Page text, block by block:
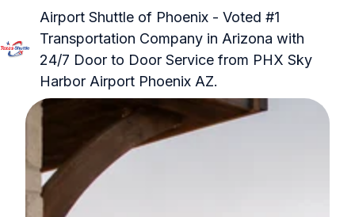
Airport Shuttle of Phoenix - Voted #1
Transportation Company in Arizona with
24/7 Door to Door Service from PHX Sky
Harbor Airport Phoenix AZ.